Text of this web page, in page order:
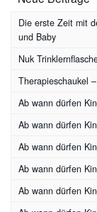
Die erste Zeit mit
und Baby
Nuk
Therapieschaukel
Ab wann dürfen
Ab wann dürfen
Ab wann dürfen
Ab wann dürfen
Ab wann dürfen